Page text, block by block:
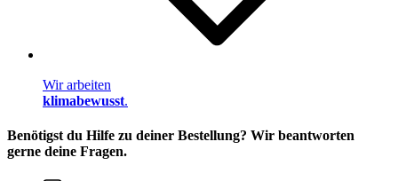
Wir arbeiten
klimabewusst.
Benötigst du Hilfe zu deiner Bestellung? Wir beantworten
gerne deine Fragen.